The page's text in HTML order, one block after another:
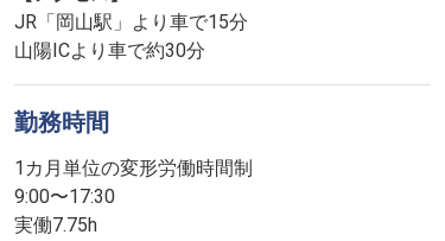
JR「岡山駅」より車で15分
山陽ICより車で約30分
勤務時間
1カ月単位の変形労働時間制
9:00〜17:30
実働7.75h